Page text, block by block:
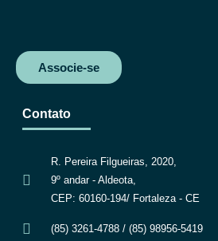
Associe-se
Contato
R. Pereira Filgueiras, 2020,
9º andar - Aldeota,
CEP: 60160-194/ Fortaleza - CE
(85) 3261-4788 / (85) 98956-5419